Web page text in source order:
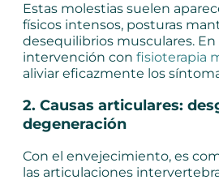
Estas molestias suelen
físicos intensos, posturas
desequilibrios musculares. En
intervención con fisioterapia
aliviar eficazmente los
2. Causas articulares:
degeneración
Con el envejecimiento, es
las articulaciones